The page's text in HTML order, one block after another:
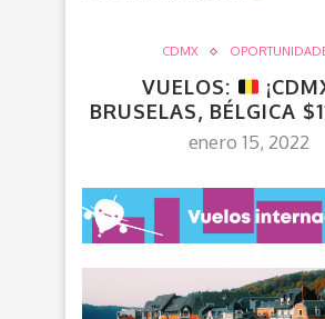
CDMX
VUELOS:
BRUSELAS, BÉLGICA
enero 15, 2022